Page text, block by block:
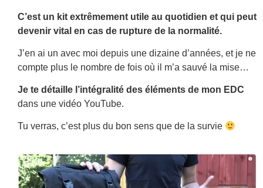
C’est un kit extrêmement utile au quotidien et qui peut
devenir vital en cas de rupture de la normalité.
J’en ai un avec moi depuis une dizaine d’années, et je ne
compte plus le nombre de fois où il m’a sauvé la mise…
Je te détaille l’intégralité des éléments de mon EDC
dans une vidéo YouTube.
Tu verras, c’est plus du bon sens que de la survie